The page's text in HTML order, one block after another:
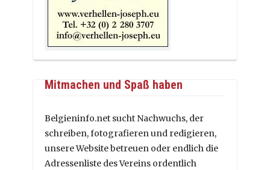
Mitmachen und Spaß haben
Belgieninfo.net sucht Nachwuchs, der
schreiben, fotografieren und redigieren,
unsere Website betreuen oder endlich die
Adressenliste des Vereins ordentlich